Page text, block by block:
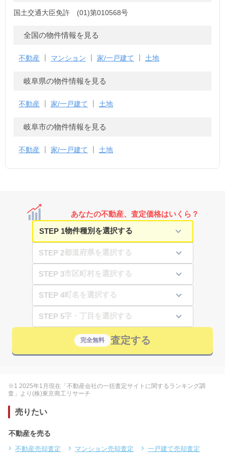
国土交通大臣免許 (01)第010568号
全国の物件情報を見る
不動産 マンション 家/一戸建て 土地
岐阜県の物件情報を見る
不動産 家/一戸建て 土地
岐阜市の物件情報を見る
不動産 家/一戸建て 土地
あなたの不動産、査定価格はいくら？
STEP 1
STEP 2
STEP 3
STEP 4
STEP 5
完全無料 査定する
※1 2025年1月現在「不動産会社の一括査定サイトに関するランキング調
査」より(株)東京商工リサーチ
売りたい
不動産を売る
不動産売却査定 マンション売却査定
一戸建て売却査定